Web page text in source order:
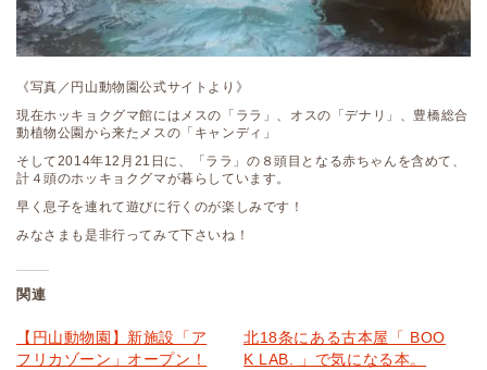
《写真／円山動物園公式サイトより》
現在ホッキョクグマ館にはメスの「ララ」、オスの「デナリ」、豊橋総合
動植物公園から来たメスの「キャンディ」
そして2014年12月21日に、「ララ」の８頭目となる赤ちゃんを含めて、
計４頭のホッキョクグマが暮らしています。
早く息子を連れて遊びに行くのが楽しみです！
みなさまも是非行ってみて下さいね！
関連
【円山動物園】新施設「ア
フリカゾーン」オープン！
北18条にある古本屋「 BOO
K LAB. 」で気になる本。